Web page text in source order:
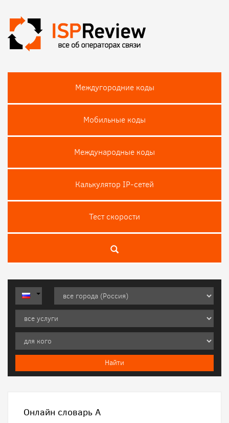
Междугородние коды
Мобильные коды
Международные коды
Калькулятор IP-сетей
Тест скороcти
Онлайн словарь A